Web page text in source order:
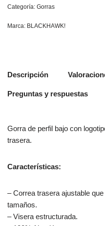
Categoría: Gorras
Marca: BLACKHAWK!
Descripción
Preguntas y respuestas
Gorra de perfil bajo con
trasera.
Características:
– Correa trasera ajustable
tamaños.
– Visera estructurada.